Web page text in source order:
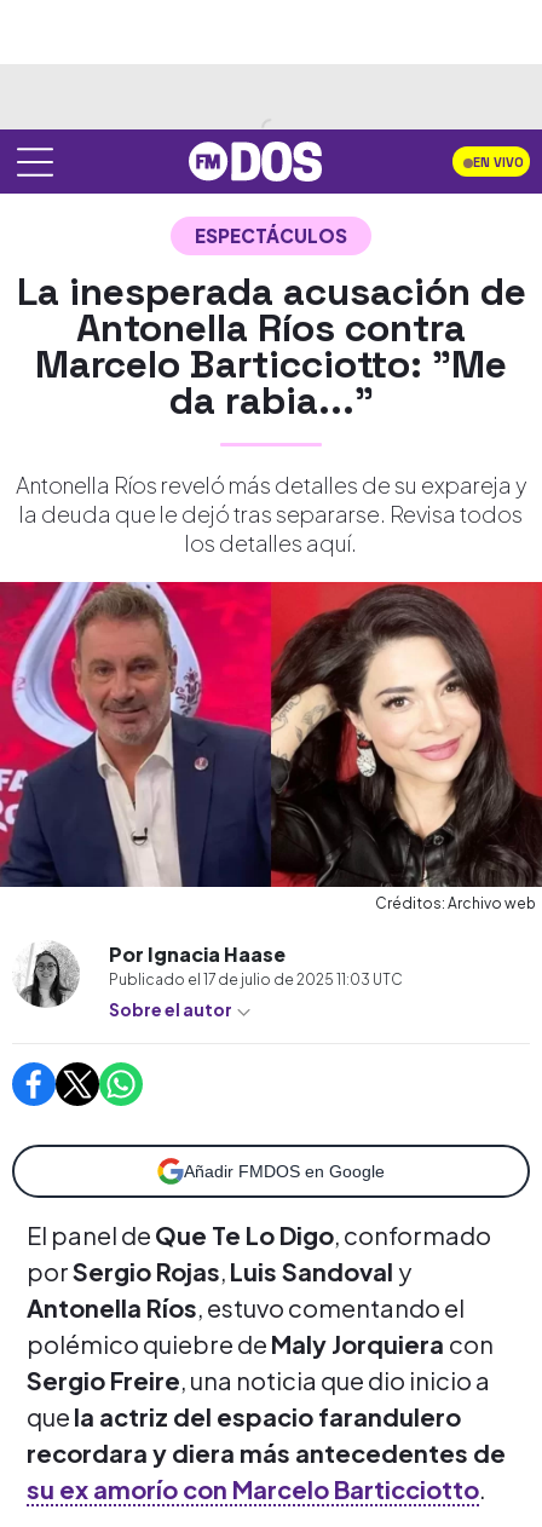
EN VIVO
ESPECTÁCULOS
La inesperada acusación de
Antonella Ríos contra
Marcelo Barticciotto: "Me
da rabia..."
Antonella Ríos reveló más detalles de su expareja y
la deuda que le dejó tras separarse. Revisa todos
los detalles aquí.
Créditos: Archivo web
Por Ignacia Haase
Publicado el 17 de julio de 2025 11:03 UTC
Sobre el autor
Añadir FMDOS en Google
El panel de Que Te Lo Digo, conformado
porSergio Rojas, Luis Sandoval y
Antonella Ríos, estuvo comentando el
polémico quiebre de Maly Jorquiera con
Sergio Freire, una noticia que dio inicio a
que la actriz del espacio farandulero
recordara y diera más antecedentes de
su ex amorío con Marcelo Barticciotto.